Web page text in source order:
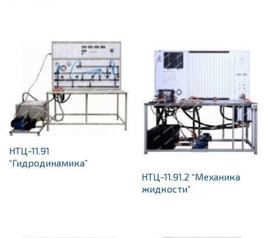
НТЦ-11.91
“Гидродинамика”
НТЦ-11.91.2 “Механика
жидкости”